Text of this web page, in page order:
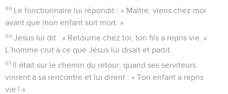
49 Le fonctionnaire lui répondit : « Maître, viens chez moi
avant que mon enfant soit mort. »
50 Jésus lui dit : « Retourne chez toi, ton fils a repris vie. »
L’homme crut à ce que Jésus lui disait et partit.
51 Il était sur le chemin du retour, quand ses serviteurs
vinrent à sa rencontre et lui dirent : « Ton enfant a repris
vie ! »